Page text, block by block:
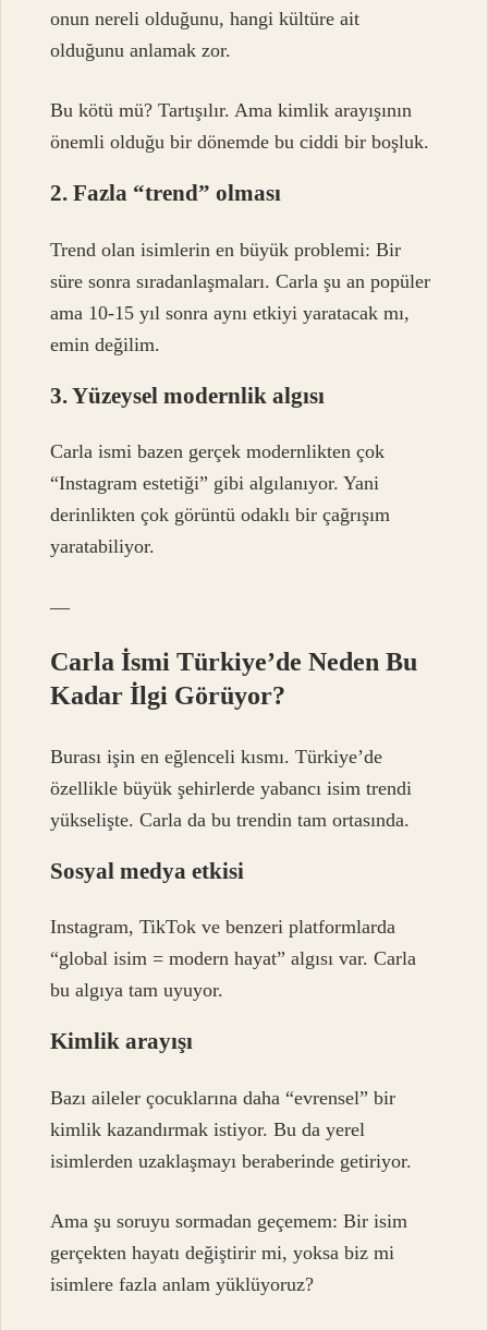
onun nereli olduğunu, hangi kültüre ait
olduğunu anlamak zor.
Bu kötü mü? Tartışılır. Ama kimlik arayışının
önemli olduğu bir dönemde bu ciddi bir boşluk.
2. Fazla “trend” olması
Trend olan isimlerin en büyük problemi: Bir
süre sonra sıradanlaşmaları. Carla şu an popüler
ama 10-15 yıl sonra aynı etkiyi yaratacak mı,
emin değilim.
3. Yüzeysel modernlik algısı
Carla ismi bazen gerçek modernlikten çok
“Instagram estetiği” gibi algılanıyor. Yani
derinlikten çok görüntü odaklı bir çağrışım
yaratabiliyor.
—
Carla İsmi Türkiye’de Neden Bu
Kadar İlgi Görüyor?
Burası işin en eğlenceli kısmı. Türkiye’de
özellikle büyük şehirlerde yabancı isim trendi
yükselişte. Carla da bu trendin tam ortasında.
Sosyal medya etkisi
Instagram, TikTok ve benzeri platformlarda
“global isim = modern hayat” algısı var. Carla
bu algıya tam uyuyor.
Kimlik arayışı
Bazı aileler çocuklarına daha “evrensel” bir
kimlik kazandırmak istiyor. Bu da yerel
isimlerden uzaklaşmayı beraberinde getiriyor.
Ama şu soruyu sormadan geçemem: Bir isim
gerçekten hayatı değiştirir mi, yoksa biz mi
isimlere fazla anlam yüklüyoruz?